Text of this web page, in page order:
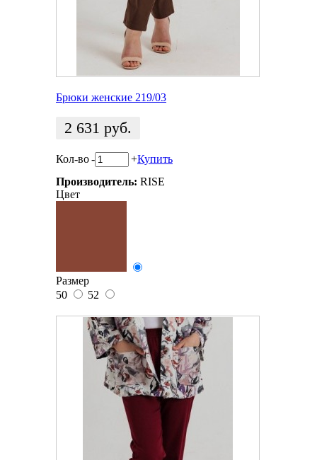
Брюки женские 219/03
2 631 руб.
Кол-во- +Купить
Производитель: RISE
Цвет
Размер
50
52